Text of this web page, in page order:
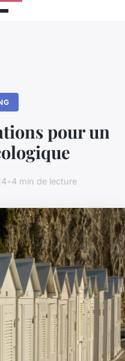
pour un
•4 min de lecture